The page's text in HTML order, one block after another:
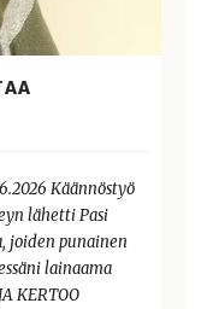
Käännöstyö
lähetti Pasi
joiden punainen
lainaama
KERTOO